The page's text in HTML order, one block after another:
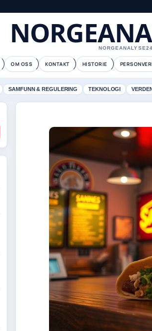
OM OSS KONTAKT HISTORIE
SAMFUNN & REGULERING TEKNOLOGI